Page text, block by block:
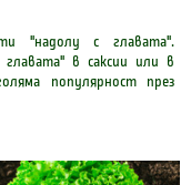
"надолу с главата".
в саксии или в
популярност през